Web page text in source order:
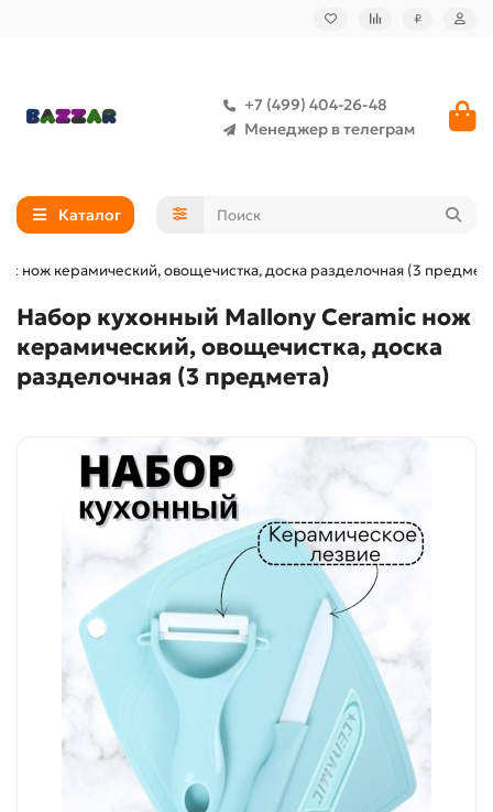
₽
+7 (499) 404-26-48
Менеджер в телеграм
Каталог
нож керамический, овощечистка, доска разделочная (3
Набор кухонный Mallony Ceramic нож
керамический, овощечистка, доска
разделочная (3 предмета)